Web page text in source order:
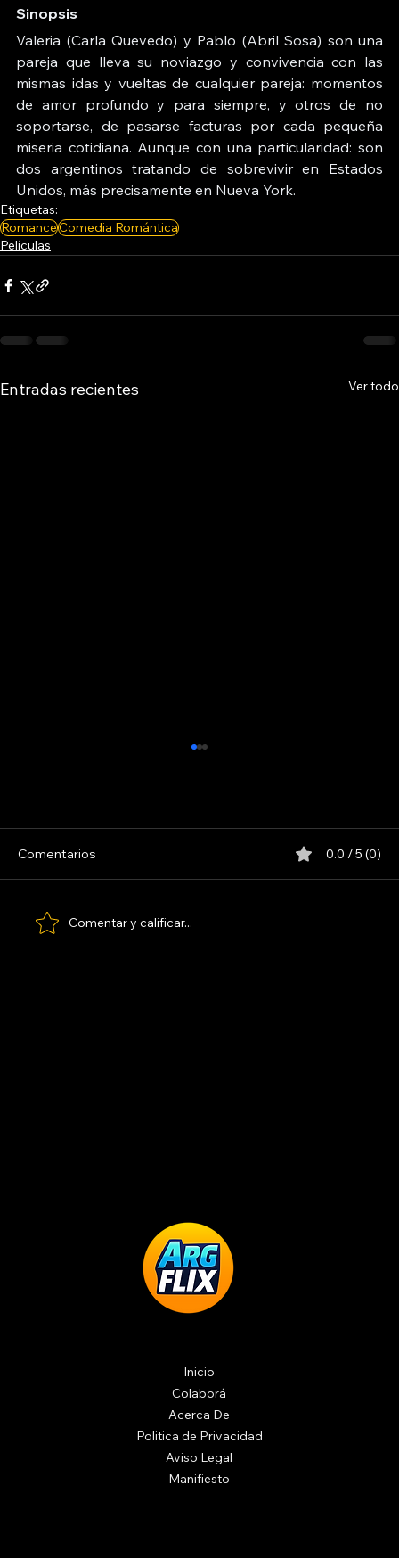
Sinopsis
Valeria (Carla Quevedo) y Pablo (Abril Sosa) son una
pareja que lleva su noviazgo y convivencia con las
mismas idas y vueltas de cualquier pareja: momentos
de amor profundo y para siempre, y otros de no
soportarse, de pasarse facturas por cada pequeña
miseria cotidiana. Aunque con una particularidad: son
dos argentinos tratando de sobrevivir en Estados
Unidos, más precisamente en Nueva York.
Etiquetas:
RomanceComedia Romántica
Películas
Entradas recientes Ver todo
Comentarios 0.0 / 5 (0)
Comentar y calificar...
Inicio
Colaborá
Acerca De
Politica de Privacidad
Aviso Legal
Manifiesto